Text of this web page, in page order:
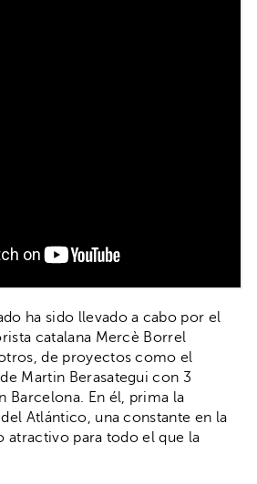
ha sido llevado a cabo por el
catalana Mercè Borrel
de proyectos como el
Martin Berasategui con 3
Barcelona. En él, prima la
Atlántico, una constante en la
atractivo para todo el que la